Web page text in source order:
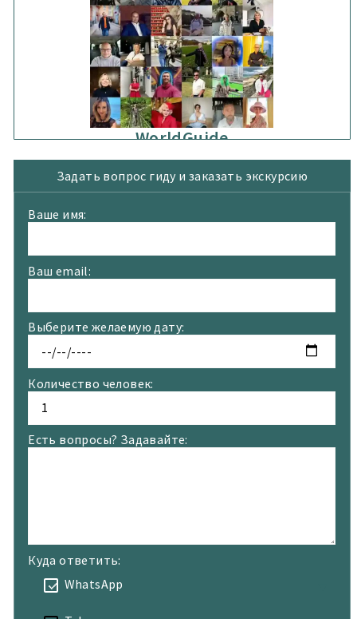
WorldGuide
Задать вопрос гиду и заказать экскурсию
Ваше имя:
Ваш email:
Выберите желаемую дату:
Количество человек:
Есть вопросы? Задавайте:
Куда ответить:
WhatsApp